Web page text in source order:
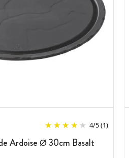
4/5(1)
Ardoise Ø 30cm Basalt